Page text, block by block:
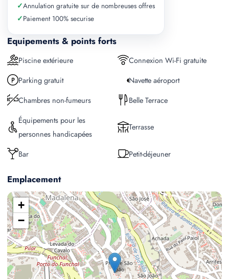
Equipements & points forts
Piscine extérieure
Connexion Wi-Fi gratuite
Parking gratuit
Navette aéroport
Chambres non-fumeurs
Belle Terrace
Équipements pour les
personnes handicapées
Terrasse
Bar Petit-déjeuner
Emplacement
+
−
✓Annulation gratuite sur de nombreuses offres
✓Paiement 100% securise